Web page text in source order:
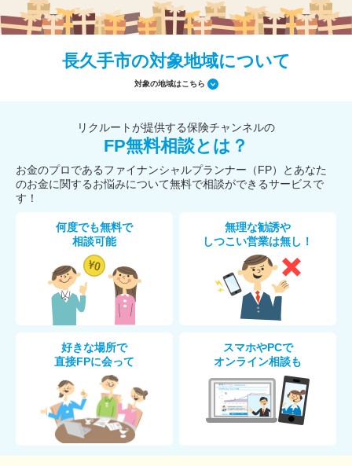
長久手市の対象地域について
対象の地域はこちら
リクルートが提供する保険チャンネルの
FP無料相談とは？
お金のプロであるファイナンシャルプランナー（FP）とあなた
のお金に関するお悩みについて無料で相談ができるサービスで
す！
何度でも無料で
相談可能
無理な勧誘や
しつこい営業は無し！
好きな場所で
直接FPに会って
スマホやPCで
オンライン相談も